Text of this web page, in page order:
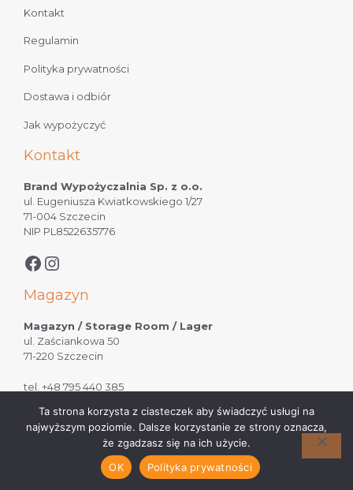
Kontakt
Regulamin
Polityka prywatności
Dostawa i odbiór
Jak wypożyczyć
Kontakt
Brand Wypożyczalnia Sp. z o.o.
ul. Eugeniusza Kwiatkowskiego 1/27
71-004 Szczecin
NIP PL8522635776
Magazyn
Magazyn / Storage Room / Lager
ul. Zaściankowa 50
71-220 Szczecin
tel. +48 795 440 385
© 2026 Brand Wypożyczalnia Sp. z o.o.
Ta strona korzysta z ciasteczek aby świadczyć usługi na
najwyższym poziomie. Dalsze korzystanie ze strony oznacza,
że zgadzasz się na ich użycie.
OK
Polityka prywatności